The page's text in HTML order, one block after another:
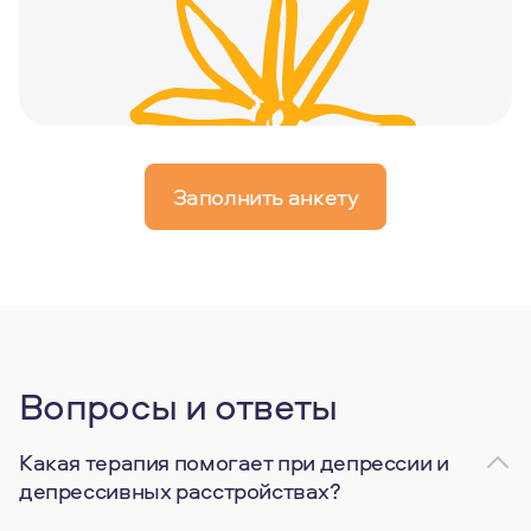
Заполнить анкету
Вопросы и ответы
Какая терапия помогает при депрессии и
депрессивных расстройствах?